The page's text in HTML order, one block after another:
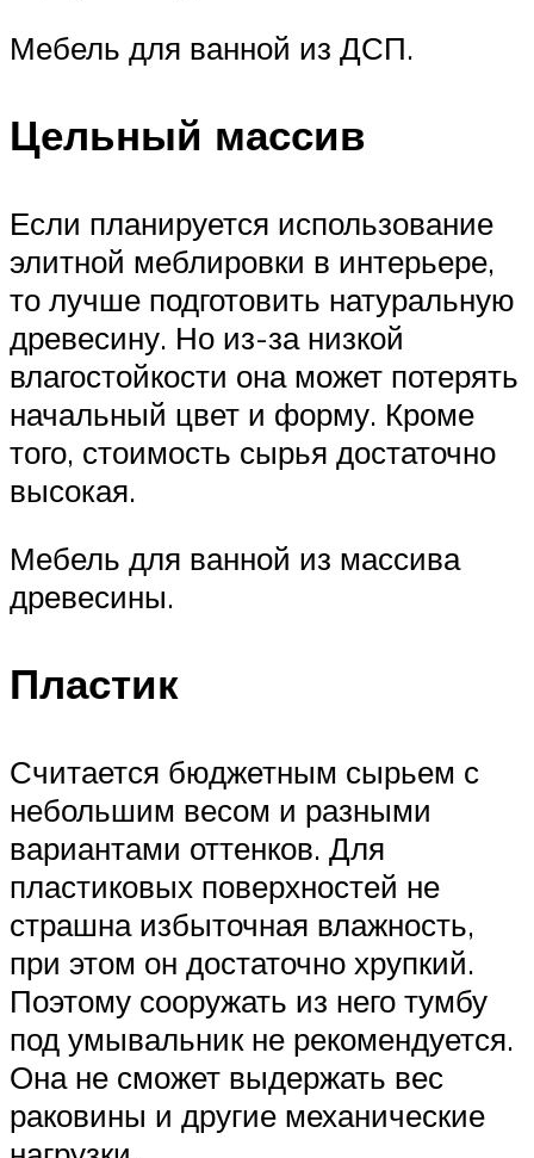
Мебель для ванной из ДСП.
Цельный массив
Если планируется использование
элитной меблировки в интерьере,
то лучше подготовить натуральную
древесину. Но из-за низкой
влагостойкости она может потерять
начальный цвет и форму. Кроме
того, стоимость сырья достаточно
высокая.
Мебель для ванной из массива
древесины.
Пластик
Считается бюджетным сырьем с
небольшим весом и разными
вариантами оттенков. Для
пластиковых поверхностей не
страшна избыточная влажность,
при этом он достаточно хрупкий.
Поэтому сооружать из него тумбу
под умывальник не рекомендуется.
Она не сможет выдержать вес
раковины и другие механические